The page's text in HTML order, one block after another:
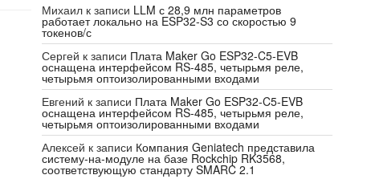
Михаил к записи LLM с 28,9 млн параметров
работает локально на ESP32-S3 со скоростью 9
токенов/с
Сергей к записи Плата Maker Go ESP32-C5-EVB
оснащена интерфейсом RS-485, четырьмя реле,
четырьмя оптоизолированными входами
Евгений к записи Плата Maker Go ESP32-C5-EVB
оснащена интерфейсом RS-485, четырьмя реле,
четырьмя оптоизолированными входами
Алексей к записи Компания Geniatech представила
систему-на-модуле на базе Rockchip RK3568,
соответствующую стандарту SMARC 2.1